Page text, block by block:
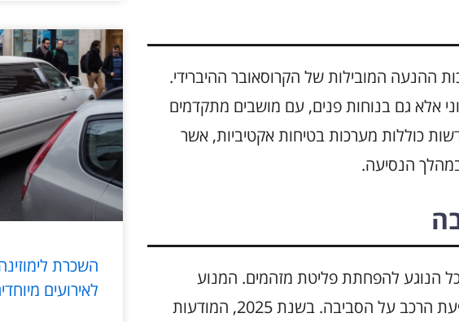
ההנעה המובילות של הקרוסאובר ההיברידי.
אלא גם בנוחות פנים, עם מושבים מתקדמים
כוללות מערכות בטיחות אקטיביות, אשר
הנסיעה.
הנוגע להפחתת פליטת מזהמים. המנוע
החשמלי תורם לחיסכון באנרגיה ולהפחתת השפעת הרכב על הסביבה. בשנת 2025, המודעות
השכרת
לאירועים